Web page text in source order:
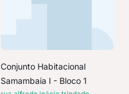
Conjunto Habitacional
Samambaia I - Bloco 1